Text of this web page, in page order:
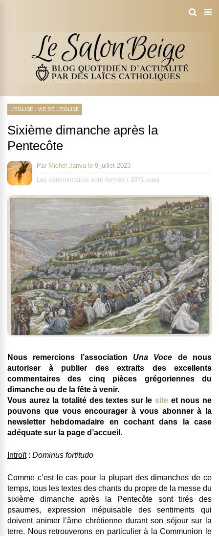
L'EGLISE : VIE DE L'EGLISE
Sixième dimanche après la
Pentecôte
Par Michel Janva le 9 juillet 2023
Les commentaires sont fermés / 1071 vues
Nous remercions l’association Una Voce de nous
autoriser à publier des extraits des excellents
commentaires des cinq pièces grégoriennes du
dimanche ou de la fête à venir.
Vous aurez la totalité des textes sur lesite et nous ne
pouvons que vous encourager à vous abonner à la
newsletter hebdomadaire en cochant dans la case
adéquate sur la page d’accueil.
Introït: Dominus fortitudo
Comme c’est le cas pour la plupart des dimanches de ce
temps, tous les textes des chants du propre de la messe du
sixième dimanche après la Pentecôte sont tirés des
psaumes, expression inépuisable des sentiments qui
doivent animer l’âme chrétienne durant son séjour sur la
terre. Nous retrouverons en particulier à la Communion le